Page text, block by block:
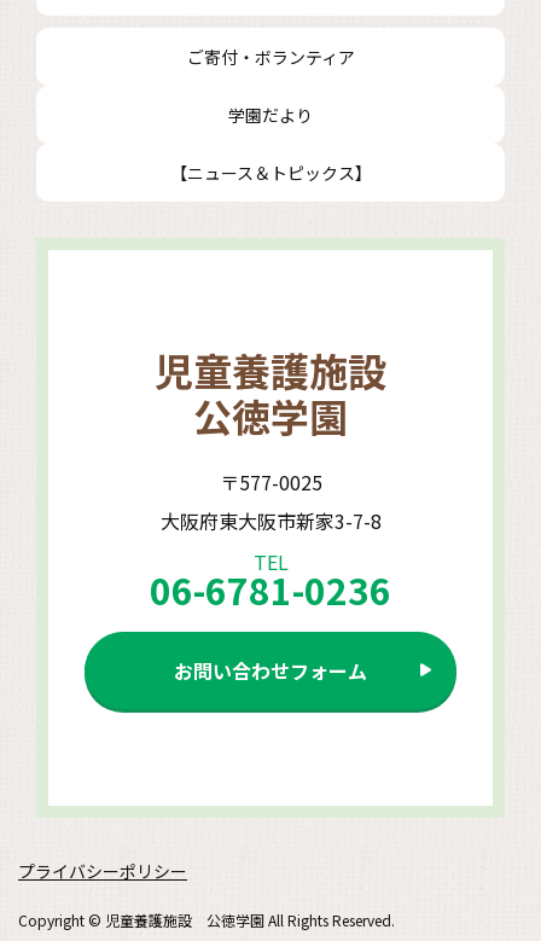
ご寄付・ボランティア
学園だより
【ニュース＆トピックス】
児童養護施設
公徳学園
〒577-0025
大阪府東大阪市新家3-7-8
TEL
06-6781-0236
お問い合わせフォーム
プライバシーポリシー
Copyright © 児童養護施設 公徳学園 All Rights Reserved.